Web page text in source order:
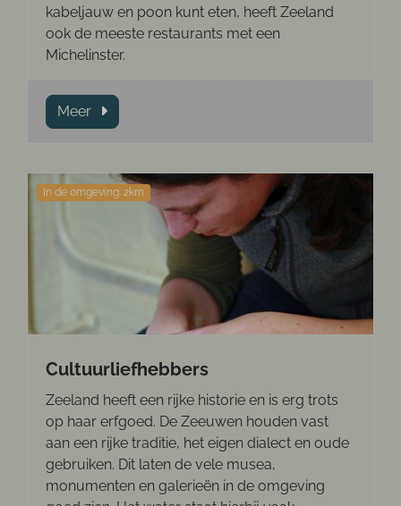
kabeljauw en poon kunt eten, heeft Zeeland
ook de meeste restaurants met een
Michelinster.
Meer
In de omgeving: 2km
Cultuurliefhebbers
Zeeland heeft een rijke historie en is erg trots
op haar erfgoed. De Zeeuwen houden vast
aan een rijke traditie, het eigen dialect en oude
gebruiken. Dit laten de vele musea,
monumenten en galerieën in de omgeving